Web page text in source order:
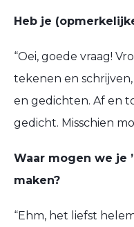
Heb je
“Oei, goede vraag!
tekenen en
en gedichten. Af en
gedicht. Misschien
Waar mogen we je
maken?
“Ehm, het liefst